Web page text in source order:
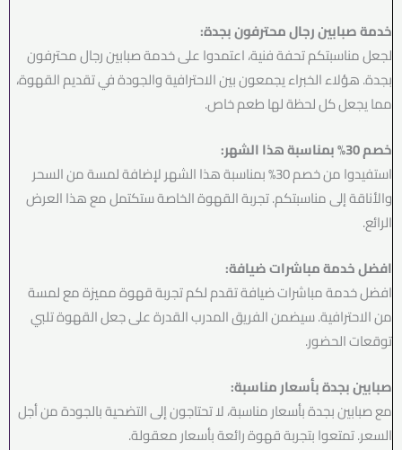
خدمة صبابين رجال محترفون بجدة:
لجعل مناسبتكم تحفة فنية، اعتمدوا على خدمة صبابين رجال محترفون
بجدة. هؤلاء الخبراء يجمعون بين الاحترافية والجودة في تقديم القهوة،
مما يجعل كل لحظة لها طعم خاص.
خصم 30% بمناسبة هذا الشهر:
استفيدوا من خصم 30% بمناسبة هذا الشهر لإضافة لمسة من السحر
والأناقة إلى مناسبتكم. تجربة القهوة الخاصة ستكتمل مع هذا العرض
الرائع.
افضل خدمة مباشرات ضيافة:
افضل خدمة مباشرات ضيافة تقدم لكم تجربة قهوة مميزة مع لمسة
من الاحترافية. سيضمن الفريق المدرب القدرة على جعل القهوة تلبي
توقعات الحضور.
صبابين بجدة بأسعار مناسبة:
مع صبابين بجدة بأسعار مناسبة، لا تحتاجون إلى التضحية بالجودة من أجل
السعر. تمتعوا بتجربة قهوة رائعة بأسعار معقولة.